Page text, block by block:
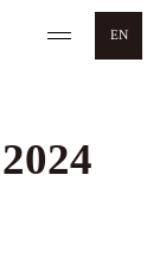
EN